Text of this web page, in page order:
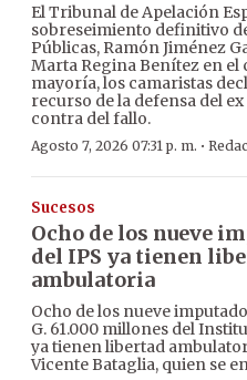
El Tribunal de Apelación
sobreseimiento definitivo
Públicas, Ramón Jiménez
Marta Regina Benítez en el
mayoría, los camaristas
recurso de la defensa del
contra del fallo.
Agosto 7, 2026 07:31 p. m. ·
Sucesos
Ocho de los nueve
del IPS ya tienen
ambulatoria
Ocho de los nueve
G. 61.000 millones del
ya tienen libertad
Vicente Bataglia, quien se